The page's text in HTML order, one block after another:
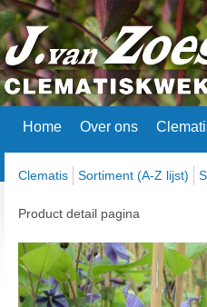
Home Over ons
Clematis Sortiment (A-Z lijst) S
Product detail pagina